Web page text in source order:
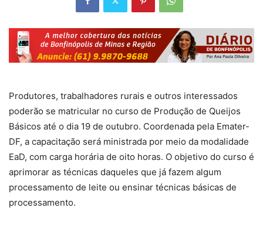
Produtores, trabalhadores rurais e outros interessados
poderão se matricular no curso de Produção de Queijos
Básicos até o dia 19 de outubro. Coordenada pela Emater-
DF, a capacitação será ministrada por meio da modalidade
EaD, com carga horária de oito horas. O objetivo do curso é
aprimorar as técnicas daqueles que já fazem algum
processamento de leite ou ensinar técnicas básicas de
processamento.